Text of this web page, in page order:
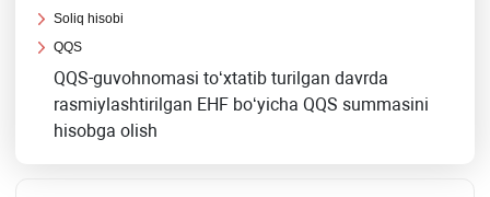
Soliq hisobi
QQS
QQS-guvohnomasi toʻхtatib turilgan davrda
rasmiylashtirilgan EHF boʻyicha QQS summasini
hisobga olish